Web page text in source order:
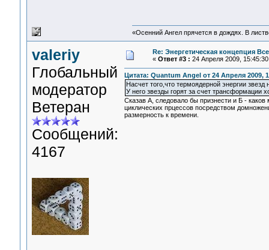
«Осенний Ангел прячется в дождях. В
valeriy
Глобальный
модератор
Ветеран
Сообщений:
4167
Re: Энергетическая концепция
« Ответ #3 : 24 Апреля 2009,
Цитата: Quantum Angel от 24 Апреля 2009,
Насчет того,что термоядерной энергии
У него звезды горят за счет трансформации
Сказав А, следовало бы признести и Б -
циклических прцессов посредством
размерность к времени.